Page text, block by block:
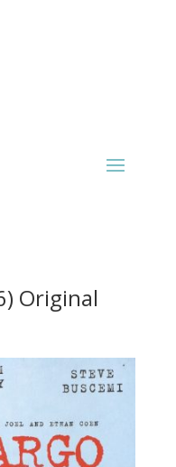
Original